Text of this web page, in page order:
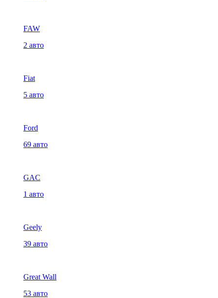
FAW
2 авто
Fiat
5 авто
Ford
69 авто
GAC
1 авто
Geely
39 авто
Great Wall
53 авто